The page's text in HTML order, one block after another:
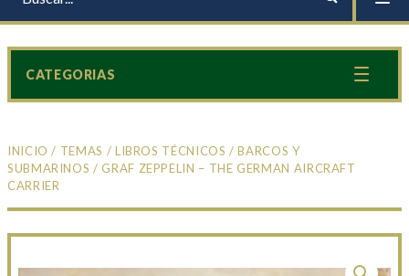
INICIO / TEMAS / LIBROS TÉCNICOS /BARCOS Y
SUBMARINOS / GRAF ZEPPELIN – THE GERMAN AIRCRAFT
CARRIER
CATEGORIAS